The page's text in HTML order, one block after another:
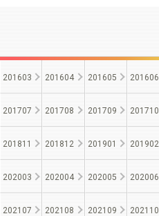
201603 201604 201605 201606
201707 201708 201709 201710
201811 201812 201901 201902
202003 202004 202005 202006
202107 202108 202109 202110